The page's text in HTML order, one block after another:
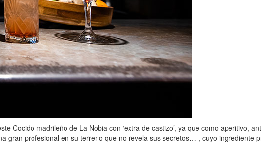
Cocido madrileño de La Nobia con ‘extra de castizo’, ya que como aperitivo,
gran profesional en su terreno que no revela sus secretos…-, cuyo ingrediente